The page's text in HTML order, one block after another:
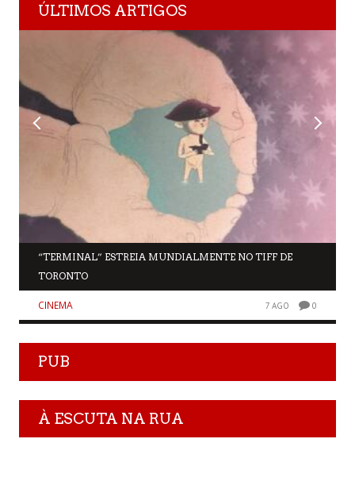
ÚLTIMOS ARTIGOS
“TERMINAL” ESTREIA MUNDIALMENTE NO TIFF DE
TORONTO
CINEMA 7 AGO 0
PUB
À ESCUTA NA RUA